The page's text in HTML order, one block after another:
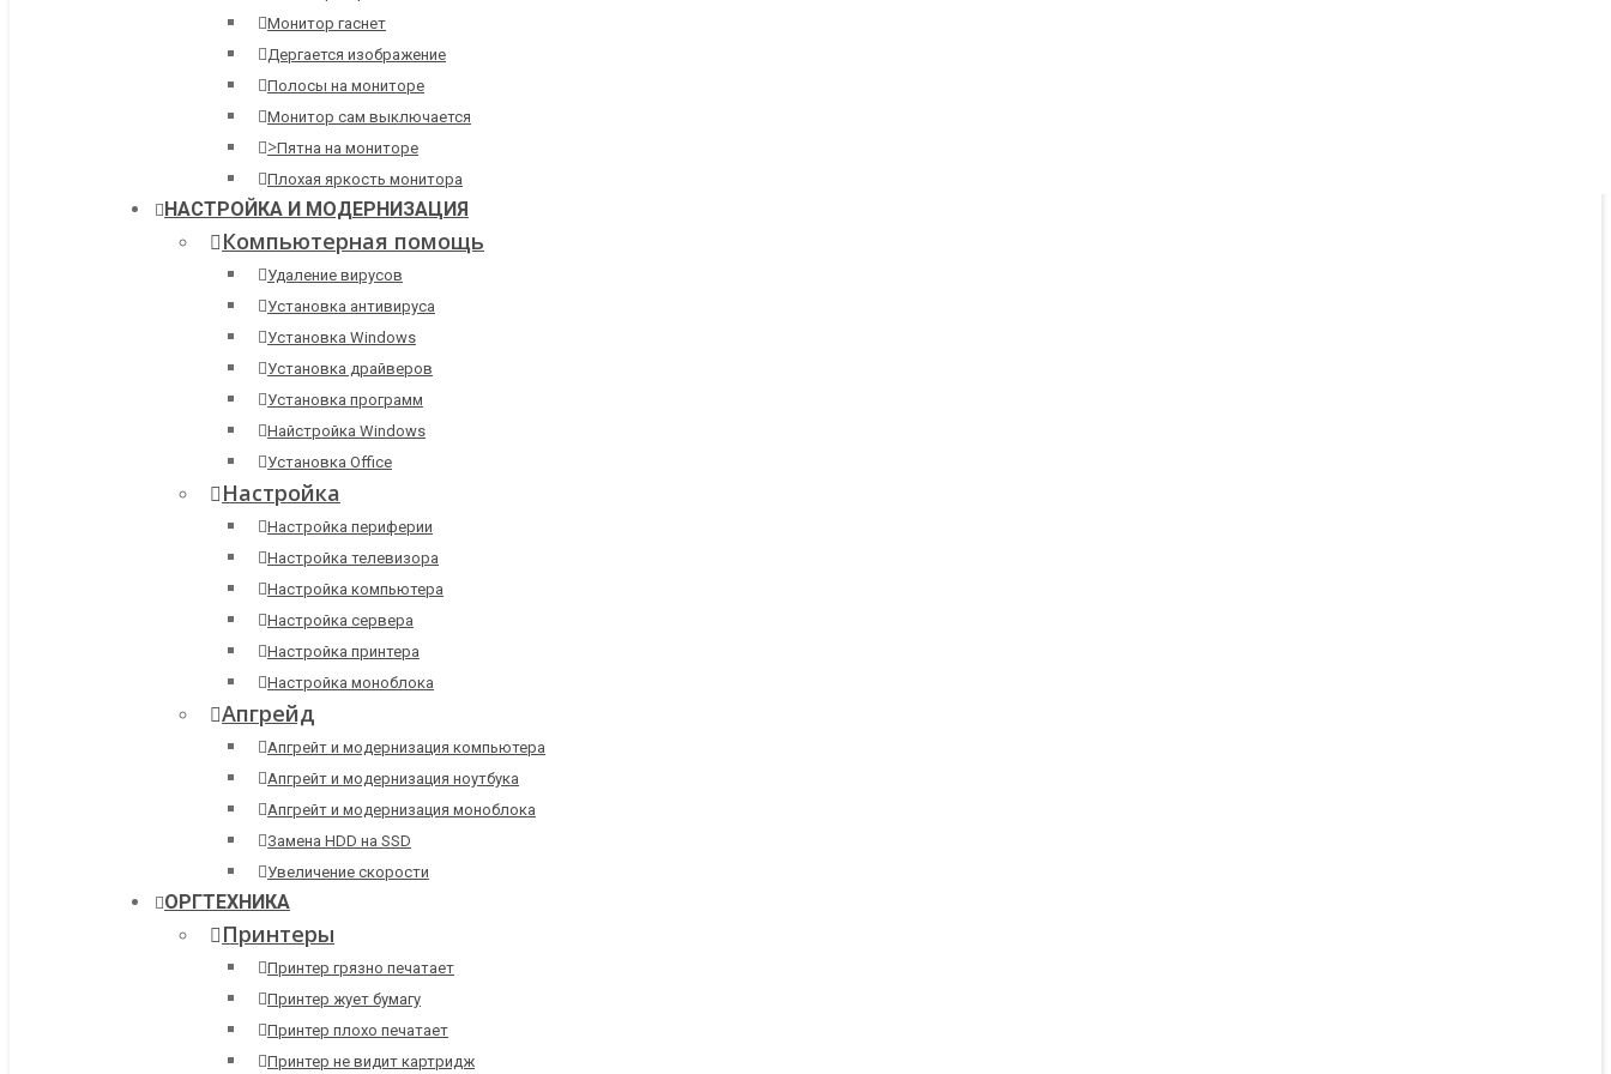
Монитор гаснет
Дергается изображение
Полосы на мониторе
Монитор сам выключается
>Пятна на мониторе
Плохая яркость монитора
НАСТРОЙКА И МОДЕРНИЗАЦИЯ
Компьютерная помощь
Удаление вирусов
Установка антивируса
Установка Windows
Установка драйверов
Установка программ
Найстройка Windows
Установка Office
Настройка
Настройка периферии
Настройка телевизора
Настройка компьютера
Настройка сервера
Настройка принтера
Настройка моноблока
Апгрейд
Апгрейт и модернизация компьютера
Апгрейт и модернизация ноутбука
Апгрейт и модернизация моноблока
Замена HDD на SSD
Увеличение скорости
ОРГТЕХНИКА
Принтеры
Принтер грязно печатает
Принтер жует бумагу
Принтер плохо печатает
Принтер не видит картридж